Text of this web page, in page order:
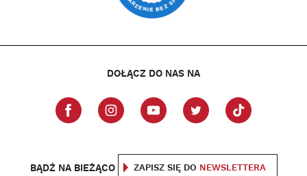
DOŁĄCZ DO NAS NA
BĄDŹ NA BIEŻĄCO ZAPISZ SIĘ DO NEWSLETTERA